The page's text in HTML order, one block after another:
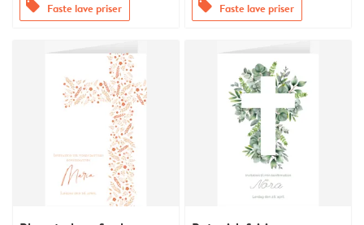
offers Faste lave priser offers Faste lave priser